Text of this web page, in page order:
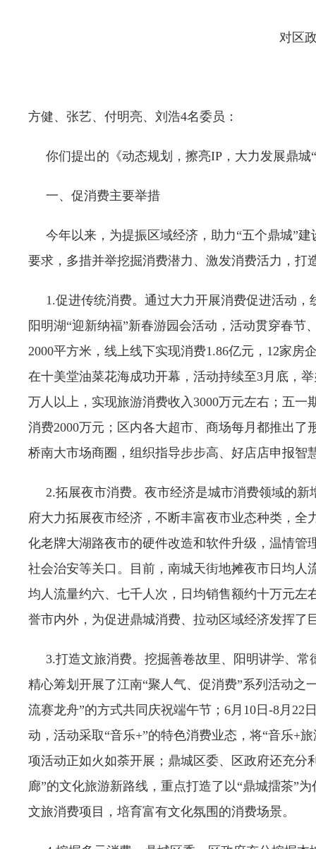
对区
方健、张艺、付明亮、刘浩4名委员：
你们提出的《动态规划，擦亮IP，大力发展鼎城
一、促消费主要举措
今年以来，为提振区域经济，助力“五个鼎城”建
要求，多措并举挖掘消费潜力、激发消费活力，
1.促进传统消费。通过大力开展消费促进活动，
阳明湖“迎新纳福”新春游园会活动，活动贯穿春
2000平方米，线上线下实现消费1.86亿元，12家房
在十美堂油菜花海成功开幕，活动持续至3月底，
万人以上，实现旅游消费收入3000万元左右；五
消费2000万元；区内各大超市、商场每月都推出
桥南大市场商圈，组织指导步步高、好店店申报智
2.拓展夜市消费。夜市经济是城市消费领域的新
府大力拓展夜市经济，不断丰富夜市业态种类，
化老牌大湖路夜市的硬件改造和软件升级，温情
社会治安等关口。目前，南城天街地摊夜市日均人
均人流量约六、七千人次，日均销售额约十万元
誉市内外，为促进鼎城消费、拉动区域经济发挥了
3.打造文旅消费。挖掘善卷故里、阳明讲学、常
精心筹划开展了江南“聚人气、促消费”系列活动
流赛龙舟”的方式共同庆祝端午节；6月10日-8月
动，活动采取“音乐+”的特色消费业态，将“音乐+
项活动正如火如荼开展；鼎城区委、区政府还充
廊”的文化旅游新路线，重点打造了以“鼎城擂茶”
文旅消费项目，培育富有文化氛围的消费场景。